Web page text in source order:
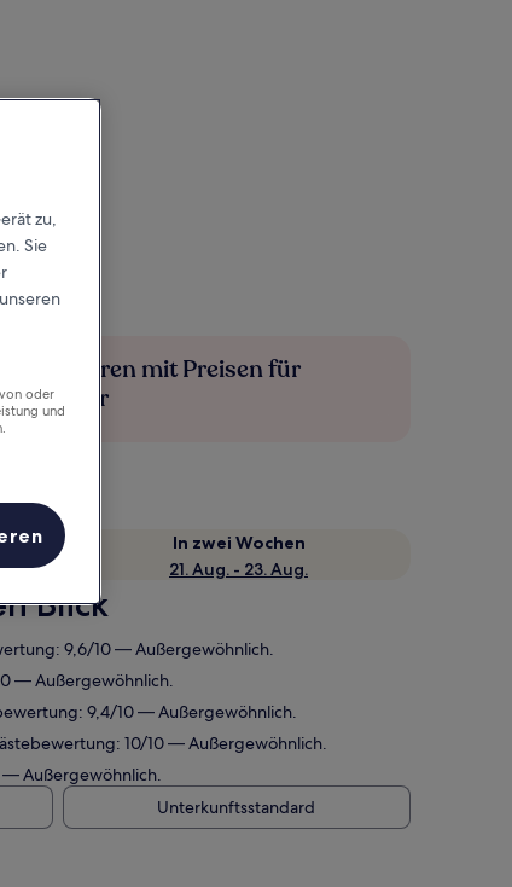
Mehr sparen mit Preisen für
Mitglieder
In zwei Wochen
21. Aug. - 23. Aug.
Blick
9,6/10 — Außergewöhnlich.
— Außergewöhnlich.
9,4/10 — Außergewöhnlich.
10/10 — Außergewöhnlich.
— Außergewöhnlich.
Unterkunftsstandard
zu,
Sie
oder
und